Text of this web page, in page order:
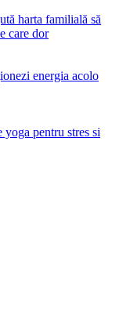
harta familială să
care dor
energia acolo
pentru stres si